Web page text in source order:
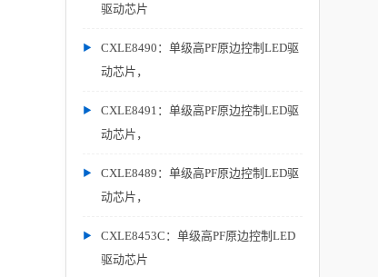
驱动芯片
CXLE8490：单级高PF原边控制LED驱
动芯片，
CXLE8491：单级高PF原边控制LED驱
动芯片，
CXLE8489：单级高PF原边控制LED驱
动芯片，
CXLE8453C：单级高PF原边控制LED
驱动芯片